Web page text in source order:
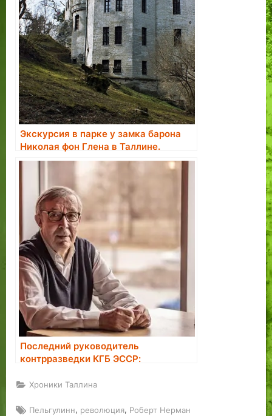
Экскурсия в парке у замка барона
Николая фон Глена в Таллине.
Бронирование экскурсии.
Последний руководитель
контрразведки КГБ ЭССР:
агенты считали это большой честью
Хроники Таллина
Tags:
Пельгулинн, революция, Роберт Нерман